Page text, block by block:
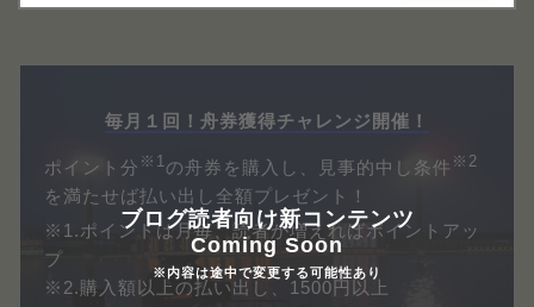
毎月１回！舟券獲得チャレンジ開催！
ポイント分 ※1の舟券を購入し、見事的中し条件 ※2
を満たせば払い出し全額プレゼント！
※1.ポイントは月毎、読者が増えればポイントアッ
プ
※2.購入額以上の払い出し、1500円以上
ブログ読者向け新コンテンツ
Coming Soon
※内容は途中で変更する可能性あり